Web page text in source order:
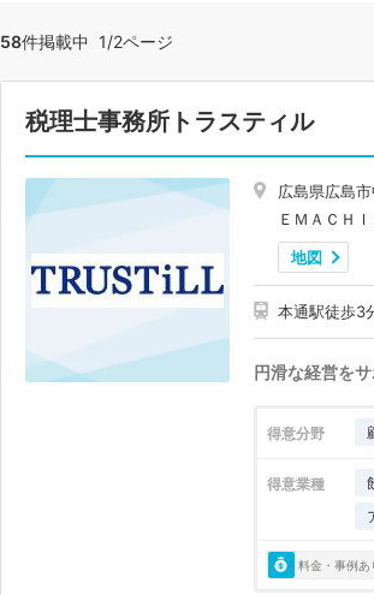
58件掲載中 1/2ページ
税理士事務所トラスティル
広島県広島
ＥＭＡＣＨ
地図
本通駅徒歩3
円滑な経営を
得意分野
得意業種
料金・事例あ